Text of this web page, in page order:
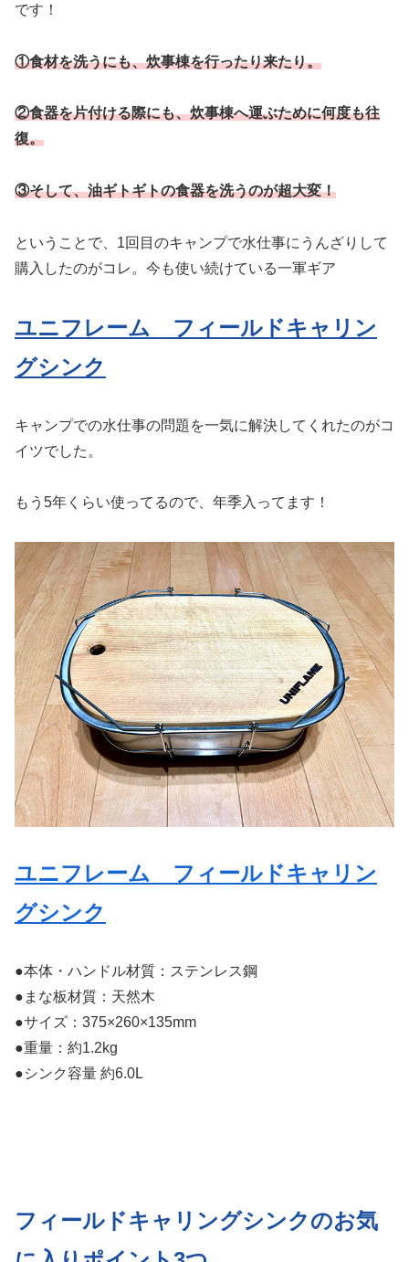
です！
①食材を洗うにも、炊事棟を行ったり来たり。
②食器を片付ける際にも、炊事棟へ運ぶために何度も往
復。
③そして、油ギトギトの食器を洗うのが超大変！
ということで、1回目のキャンプで水仕事にうんざりして
購入したのがコレ。今も使い続けている一軍ギア
ユニフレーム フィールドキャリン
グシンク
キャンプでの水仕事の問題を一気に解決してくれたのがコ
イツでした。
もう5年くらい使ってるので、年季入ってます！
ユニフレーム フィールドキャリン
グシンク
●本体・ハンドル材質：ステンレス鋼
●まな板材質：天然木
●サイズ：375×260×135mm
●重量：約1.2kg
●シンク容量 約6.0L
フィールドキャリングシンクのお気